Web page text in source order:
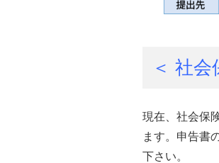
＜ 社
現在、社会保
ます。申告書
下さい。